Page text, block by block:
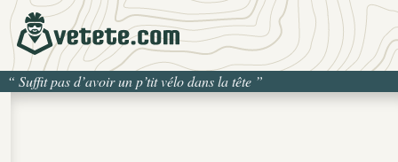
“ Suffit pas d’avoir un p’tit vélo dans la tête ”